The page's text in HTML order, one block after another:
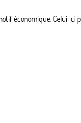
économique. Celui-ci